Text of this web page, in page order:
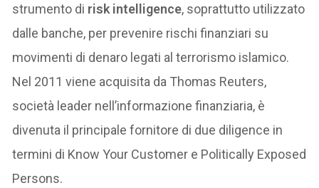
strumento di risk intelligence, soprattutto utilizzato
dalle banche, per prevenire rischi finanziari su
movimenti di denaro legati al terrorismo islamico.
Nel 2011 viene acquisita da Thomas Reuters,
società leader nell’informazione finanziaria, è
divenuta il principale fornitore di due diligence in
termini di Know Your Customer e Politically Exposed
Persons.